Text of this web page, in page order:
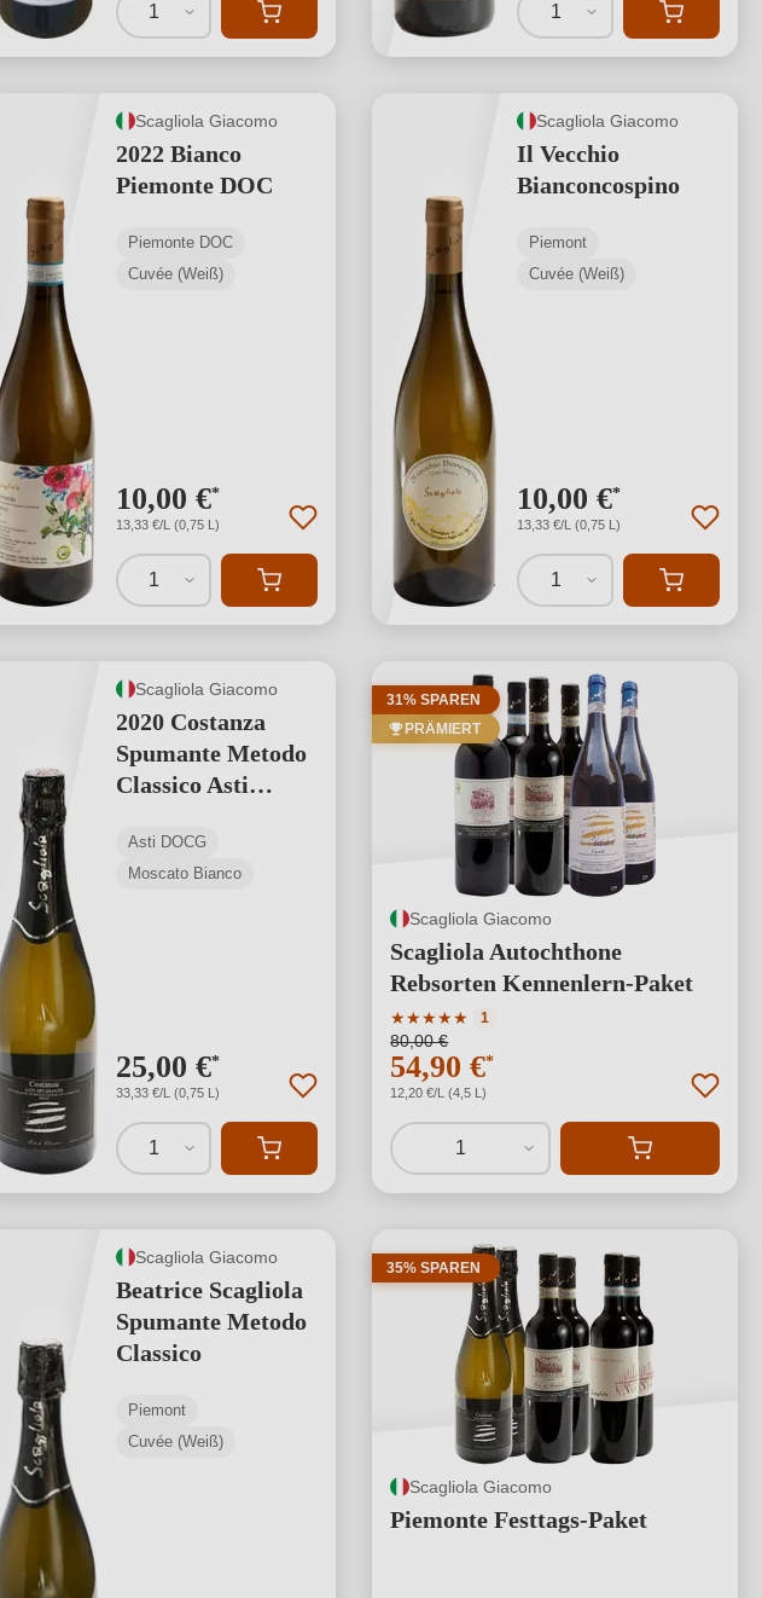
1 1
Scagliola Giacomo
2022 Bianco
Piemonte DOC
Piemonte DOC
Cuvée (Weiß)
10,00 €*
13,33 €/L (0,75 L)
1
Scagliola Giacomo
Il Vecchio
Bianconcospino
Piemont
Cuvée (Weiß)
10,00 €*
13,33 €/L (0,75 L)
1
Scagliola Giacomo
2020 Costanza
Spumante Metodo
Classico Asti
Asti DOCG
Moscato Bianco
25,00 €*
33,33 €/L (0,75 L)
1
31% SPAREN
PRÄMIERT
Scagliola Giacomo
Scagliola Autochthone
Rebsorten Kennenlern-Paket
★★★★★
Durchschnittliche Bewertung von 5 von 5
1
80,00 €
54,90 €*
12,20 €/L (4,5 L)
1
Scagliola Giacomo
Beatrice Scagliola
Spumante Metodo
Classico
Piemont
Cuvée (Weiß)
35% SPAREN
Scagliola Giacomo
Piemonte Festtags-Paket